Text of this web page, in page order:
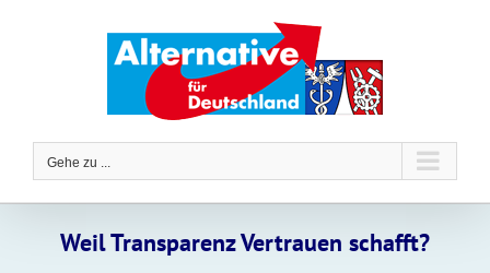
Gehe zu ...
Weil Transparenz Vertrauen schafft?